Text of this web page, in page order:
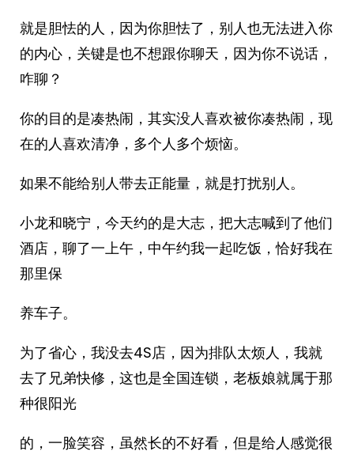
就是胆怯的人，因为你胆怯了，别人也无法进入你
的内心，关键是也不想跟你聊天，因为你不说话，
咋聊？
你的目的是凑热闹，其实没人喜欢被你凑热闹，现
在的人喜欢清净，多个人多个烦恼。
如果不能给别人带去正能量，就是打扰别人。
小龙和晓宁，今天约的是大志，把大志喊到了他们
酒店，聊了一上午，中午约我一起吃饭，恰好我在
那里保
养车子。
为了省心，我没去4S店，因为排队太烦人，我就
去了兄弟快修，这也是全国连锁，老板娘就属于那
种很阳光
的，一脸笑容，虽然长的不好看，但是给人感觉很